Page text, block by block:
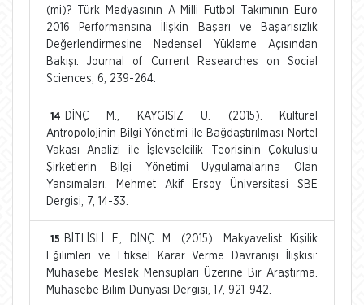
(mi)? Türk Medyasının A Milli Futbol Takımının Euro
2016 Performansına İlişkin Başarı ve Başarısızlık
Değerlendirmesine Nedensel Yükleme Açısından
Bakışı. Journal of Current Researches on Social
Sciences, 6, 239-264.
14
DİNÇ M., KAYGISIZ U. (2015). Kültürel
Antropolojinin Bilgi Yönetimi ile Bağdaştırılması Nortel
Vakası Analizi ile İşlevselcilik Teorisinin Çokuluslu
Şirketlerin Bilgi Yönetimi Uygulamalarına Olan
Yansımaları. Mehmet Akif Ersoy Üniversitesi SBE
Dergisi, 7, 14-33.
15
BİTLİSLİ F., DİNÇ M. (2015). Makyavelist Kişilik
Eğilimleri ve Etiksel Karar Verme Davranışı İlişkisi:
Muhasebe Meslek Mensupları Üzerine Bir Araştırma.
Muhasebe Bilim Dünyası Dergisi, 17, 921-942.